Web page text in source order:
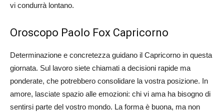
vi condurrà lontano.
Oroscopo Paolo Fox Capricorno
Determinazione e concretezza guidano il Capricorno in questa
giornata. Sul lavoro siete chiamati a decisioni rapide ma
ponderate, che potrebbero consolidare la vostra posizione. In
amore, lasciate spazio alle emozioni: chi vi ama ha bisogno di
sentirsi parte del vostro mondo. La forma è buona, ma non